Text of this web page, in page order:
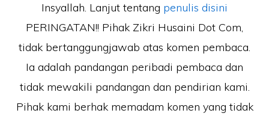
Insyallah. Lanjut tentang penulis disini
PERINGATAN!! Pihak Zikri Husaini Dot Com,
tidak bertanggungjawab atas komen pembaca.
Ia adalah pandangan peribadi pembaca dan
tidak mewakili pandangan dan pendirian kami.
Pihak kami berhak memadam komen yang tidak